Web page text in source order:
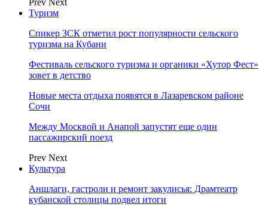
Prev Next
Туризм
Спикер ЗСК отметил рост популярности сельского
туризма на Кубани
Фестиваль сельского туризма и органики «Хутор Фест»
зовет в детство
Новые места отдыха появятся в Лазаревском районе
Сочи
Между Москвой и Анапой запустят еще один
пассажирский поезд
Prev Next
Культура
Аншлаги, гастроли и ремонт закулисья: Драмтеатр
кубанской столицы подвел итоги